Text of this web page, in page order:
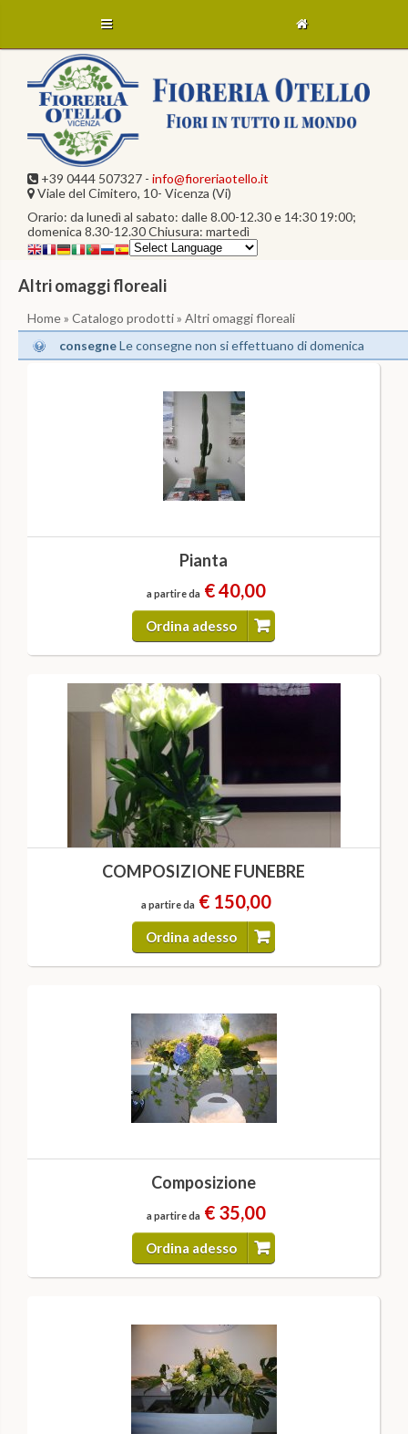
+39 0444 507327 - info@fioreriaotello.it
Viale del Cimitero, 10- Vicenza (Vi)
Orario: da lunedì al sabato: dalle 8.00-12.30 e 14:30 19:00;
domenica 8.30-12.30 Chiusura: martedì
Altri omaggi floreali
Home» Catalogo prodotti» Altri omaggi floreali
consegneLe consegne non si effettuano di domenica
Pianta
a partire da € 40,00
Ordina adesso
COMPOSIZIONE FUNEBRE
a partire da € 150,00
Ordina adesso
Composizione
a partire da € 35,00
Ordina adesso